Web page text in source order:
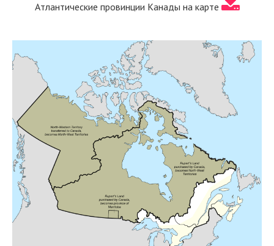
Атлантические провинции Канады на карте